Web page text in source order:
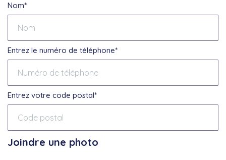
Nom*
Entrez le numéro de téléphone*
Entrez votre code postal*
Joindre une photo